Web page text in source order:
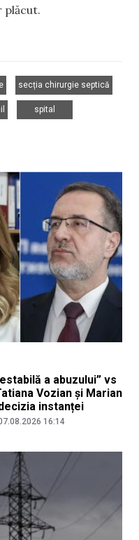
plăcut.
secția chirurgie septică
spital
a abuzului” vs
Vozian și Marian
instanței
16:14